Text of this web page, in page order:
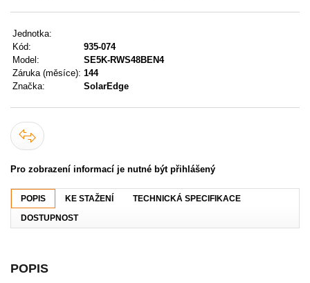
Jednotka:
Kód:
935-074
Model:
SE5K-RWS48BEN4
Záruka (měsíce): 144
Značka:
SolarEdge
Pro zobrazení informací je nutné být přihlášený
POPIS KE STAŽENÍ
TECHNICKÁ SPECIFIKACE
DOSTUPNOST
POPIS